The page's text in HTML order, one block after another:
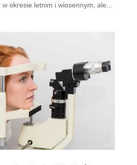
w okresie letnim i wiosennym, ale...